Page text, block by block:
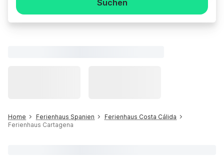
Suchen
Home Ferienhaus Spanien
Ferienhaus Costa Cálida
Ferienhaus Cartagena